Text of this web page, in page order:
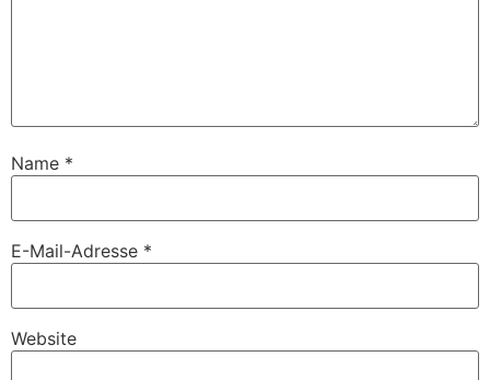
Name *
E-Mail-Adresse *
Website